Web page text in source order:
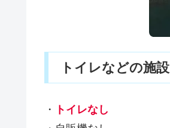
トイレなどの施設
・
トイレなし